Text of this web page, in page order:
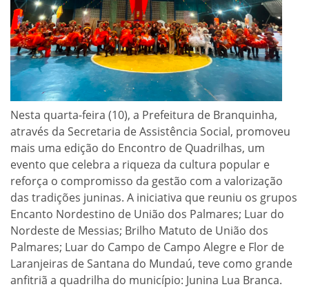
Nesta quarta-feira (10), a Prefeitura de Branquinha,
através da Secretaria de Assistência Social, promoveu
mais uma edição do Encontro de Quadrilhas, um
evento que celebra a riqueza da cultura popular e
reforça o compromisso da gestão com a valorização
das tradições juninas. A iniciativa que reuniu os grupos
Encanto Nordestino de União dos Palmares; Luar do
Nordeste de Messias; Brilho Matuto de União dos
Palmares; Luar do Campo de Campo Alegre e Flor de
Laranjeiras de Santana do Mundaú, teve como grande
anfitriã a quadrilha do município: Junina Lua Branca.